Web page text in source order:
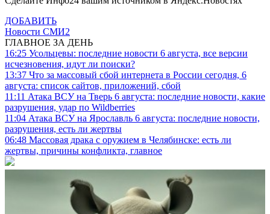
ДОБАВИТЬ
Новости СМИ2
ГЛАВНОЕ ЗА ДЕНЬ
16:25 Усольцевы: последние новости 6 августа, все версии
исчезновения, идут ли поиски?
13:37 Что за массовый сбой интернета в России сегодня, 6
августа: список сайтов, приложений, сбой
11:11 Атака ВСУ на Тверь 6 августа: последние новости, какие
разрушения, удар по Wildberries
11:04 Атака ВСУ на Ярославль 6 августа: последние новости,
разрушения, есть ли жертвы
06:48 Массовая драка с оружием в Челябинске: есть ли
жертвы, причины конфликта, главное